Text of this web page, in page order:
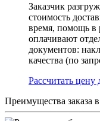
Заказчик
стоимость
время, помощь в
оплачивают
документов:
качества (по
Раcсчитать цену
Преимущества заказа